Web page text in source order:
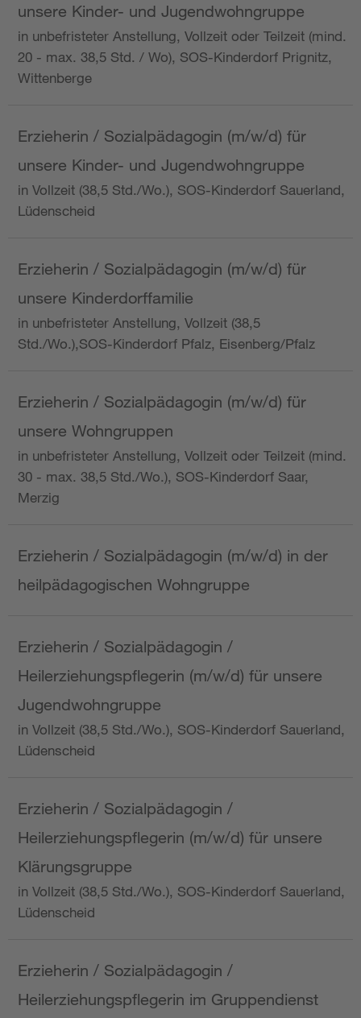
unsere Kinder- und Jugendwohngruppe
in unbefristeter Anstellung, Vollzeit oder Teilzeit (mind.
20 - max. 38,5 Std. / Wo), SOS-Kinderdorf Prignitz,
Wittenberge
Erzieherin / Sozialpädagogin (m/w/d) für
unsere Kinder- und Jugendwohngruppe
in Vollzeit (38,5 Std./Wo.), SOS-Kinderdorf Sauerland,
Lüdenscheid
Erzieherin / Sozialpädagogin (m/w/d) für
unsere Kinderdorffamilie
in unbefristeter Anstellung, Vollzeit (38,5
Std./Wo.),SOS-Kinderdorf Pfalz, Eisenberg/Pfalz
Erzieherin / Sozialpädagogin (m/w/d) für
unsere Wohngruppen
in unbefristeter Anstellung, Vollzeit oder Teilzeit (mind.
30 - max. 38,5 Std./Wo.), SOS-Kinderdorf Saar,
Merzig
Erzieherin / Sozialpädagogin (m/w/d) in der
heilpädagogischen Wohngruppe
Erzieherin / Sozialpädagogin /
Heilerziehungspflegerin (m/w/d) für unsere
Jugendwohngruppe
in Vollzeit (38,5 Std./Wo.), SOS-Kinderdorf Sauerland,
Lüdenscheid
Erzieherin / Sozialpädagogin /
Heilerziehungspflegerin (m/w/d) für unsere
Klärungsgruppe
in Vollzeit (38,5 Std./Wo.), SOS-Kinderdorf Sauerland,
Lüdenscheid
Erzieherin / Sozialpädagogin /
Heilerziehungspflegerin im Gruppendienst